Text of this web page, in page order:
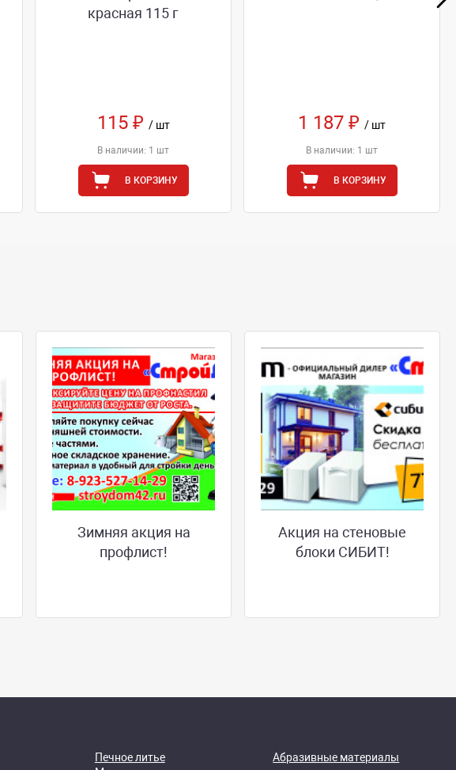
красная 115 г
115 ₽ / шт
В наличии: 1 шт
В КОРЗИНУ
1 187 ₽/ шт
В наличии: 1 шт
В КОРЗИНУ
Зимняя акция на
профлист!
Акция на стеновые
блоки СИБИТ!
Печное литье
Абразивные материалы